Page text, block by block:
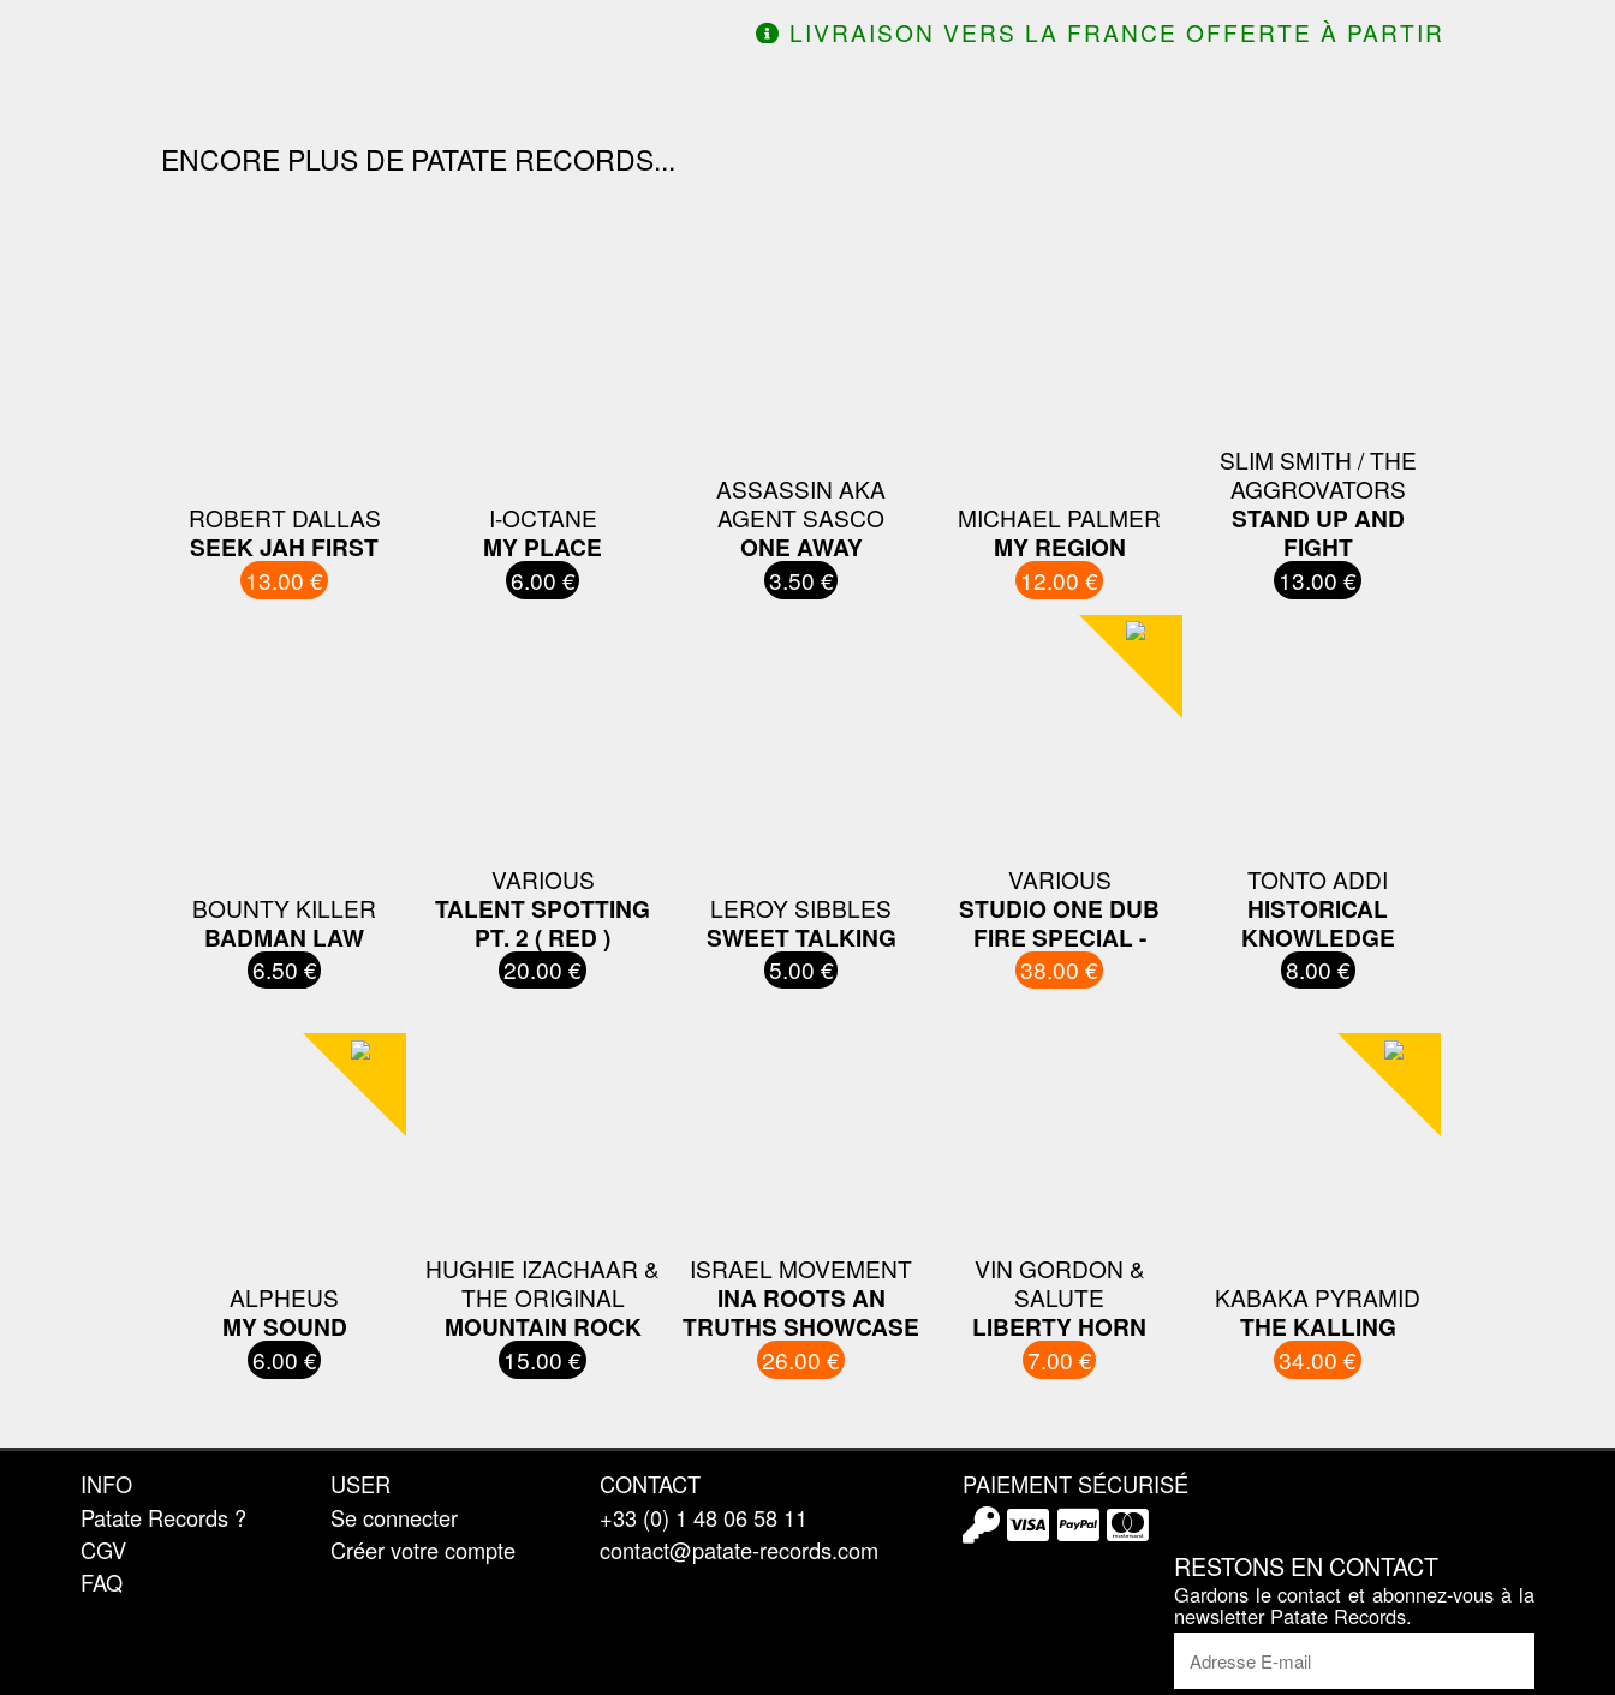
LIVRAISON VERS LA FRANCE OFFERTE À PARTIR
ENCORE PLUS DE PATATE RECORDS...
ROBERT DALLAS
SEEK JAH FIRST
13.00 €
I-OCTANE
MY PLACE
6.00 €
ASSASSIN AKA
AGENT SASCO
ONE AWAY
3.50 €
MICHAEL PALMER
MY REGION
12.00 €
SLIM SMITH / THE
AGGROVATORS
STAND UP AND
FIGHT
13.00 €
BOUNTY KILLER
BADMAN LAW
6.50 €
VARIOUS
TALENT SPOTTING
PT. 2 ( RED )
20.00 €
LEROY SIBBLES
SWEET TALKING
5.00 €
VARIOUS
STUDIO ONE DUB
FIRE SPECIAL -
38.00 €
TONTO ADDI
HISTORICAL
KNOWLEDGE
8.00 €
ALPHEUS
MY SOUND
6.00 €
HUGHIE IZACHAAR &
THE ORIGINAL
MOUNTAIN ROCK
15.00 €
ISRAEL MOVEMENT
INA ROOTS AN
TRUTHS SHOWCASE
26.00 €
VIN GORDON &
SALUTE
LIBERTY HORN
7.00 €
KABAKA PYRAMID
THE KALLING
34.00 €
INFO
Patate Records ?
CGV
FAQ
USER
Se connecter
Créer votre compte
CONTACT
+33 (0) 1 48 06 58 11
contact@patate-records.com
PAIEMENT SÉCURISÉ
RESTONS EN CONTACT
Gardons le contact et abonnez-vous à la
newsletter Patate Records.